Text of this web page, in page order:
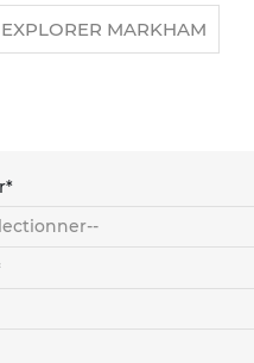
EXPLORER MARKHAM